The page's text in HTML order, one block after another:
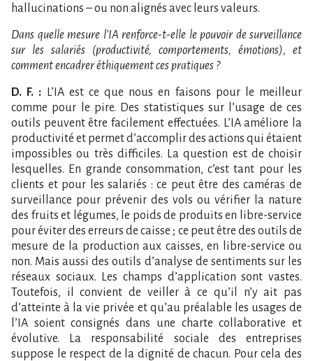
hallucinations – ou non alignés avec leurs valeurs.
Dans quelle mesure l’IA renforce-t-elle le pouvoir de surveillance
sur les salariés (productivité, comportements, émotions), et
comment encadrer éthiquement ces pratiques ?
D. F. :
L’IA est ce que nous en faisons pour le meilleur
comme pour le pire. Des statistiques sur l’usage de ces
outils peuvent être facilement effectuées. L’IA améliore la
productivité et permet d’accomplir des actions qui étaient
impossibles ou très difficiles. La question est de choisir
lesquelles. En grande consommation, c’est tant pour les
clients et pour les salariés : ce peut être des caméras de
surveillance pour prévenir des vols ou vérifier la nature
des fruits et légumes, le poids de produits en libre-service
pour éviter des erreurs de caisse ; ce peut être des outils de
mesure de la production aux caisses, en libre-service ou
non. Mais aussi des outils d’analyse de sentiments sur les
réseaux sociaux. Les champs d’application sont vastes.
Toutefois, il convient de veiller à ce qu’il n’y ait pas
d’atteinte à la vie privée et qu’au préalable les usages de
l’IA soient consignés dans une charte collaborative et
évolutive. La responsabilité sociale des entreprises
suppose le respect de la dignité de chacun. Pour cela des